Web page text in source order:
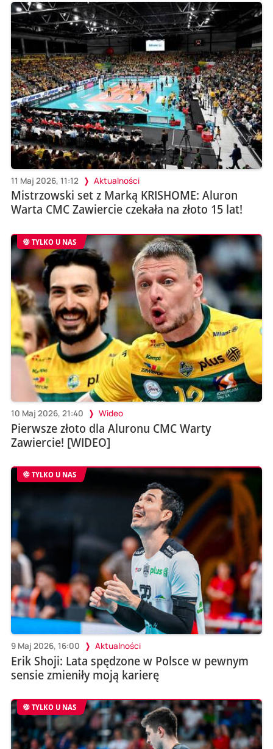
11 Maj 2026, 11:12 Aktualności
Mistrzowski set z Marką KRISHOME: Aluron
Warta CMC Zawiercie czekała na złoto 15 lat!
TYLKO U NAS
10 Maj 2026, 21:40 Wideo
Pierwsze złoto dla Aluronu CMC Warty
Zawiercie! [WIDEO]
TYLKO U NAS
9 Maj 2026, 16:00 Aktualności
Erik Shoji: Lata spędzone w Polsce w pewnym
sensie zmieniły moją karierę
TYLKO U NAS